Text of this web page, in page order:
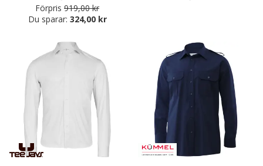
Förpris 919,00 kr
Du sparar: 324,00 kr